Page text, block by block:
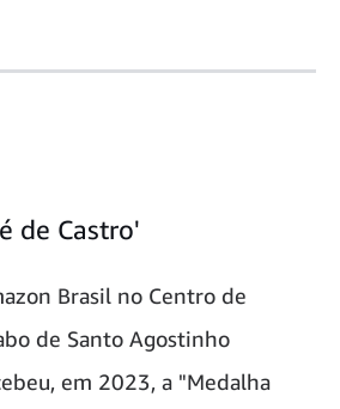
de Castro'
Brasil no Centro de
de Santo Agostinho
em 2023, a "Medalha